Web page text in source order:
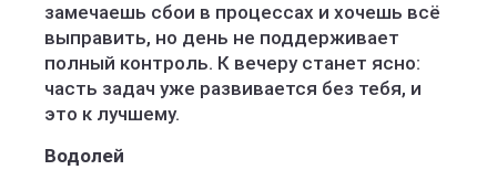
замечаешь сбои в процессах и хочешь всё
выправить, но день не поддерживает
полный контроль. К вечеру станет ясно:
часть задач уже развивается без тебя, и
это к лучшему.
Водолей